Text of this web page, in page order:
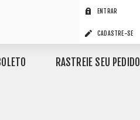
ENTRAR
CADASTRE-SE
RASTREIE SEU PEDIDO